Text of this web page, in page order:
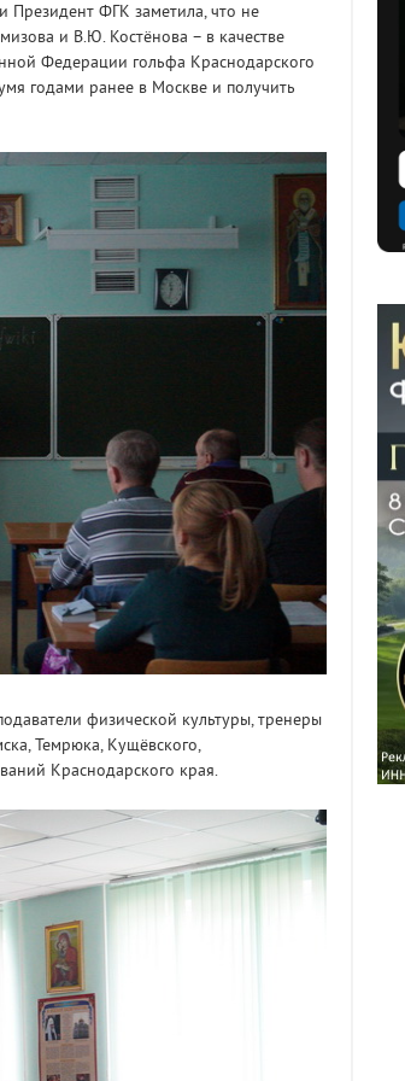
Президент ФГК заметила, что не
и В.Ю. Костёнова – в качестве
Федерации гольфа Краснодарского
годами ранее в Москве и получить
физической культуры, тренеры
Темрюка, Кущёвского,
Краснодарского края.